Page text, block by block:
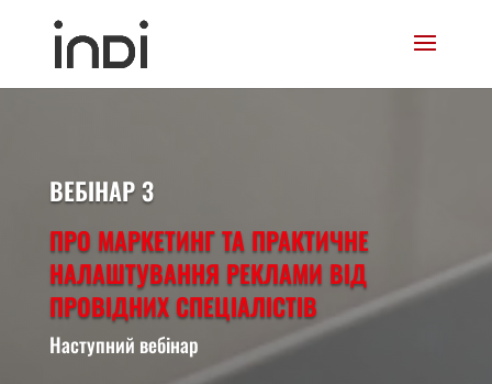
ВЕБІНАР 3
ПРО МАРКЕТИНГ ТА ПРАКТИЧНЕ
НАЛАШТУВАННЯ РЕКЛАМИ ВІД
ПРОВІДНИХ СПЕЦІАЛІСТІВ
Наступний вебінар